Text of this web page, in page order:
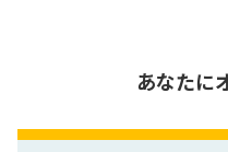
あなたに